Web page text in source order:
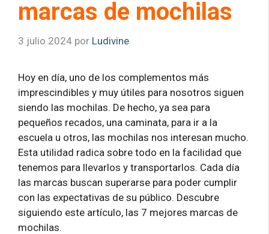
marcas de mochilas
3 julio 2024 por Ludivine
Hoy en día, uno de los complementos más
imprescindibles y muy útiles para nosotros siguen
siendo las mochilas. De hecho, ya sea para
pequeños recados, una caminata, para ir a la
escuela u otros, las mochilas nos interesan mucho.
Esta utilidad radica sobre todo en la facilidad que
tenemos para llevarlos y transportarlos. Cada día
las marcas buscan superarse para poder cumplir
con las expectativas de su público. Descubre
siguiendo este artículo, las 7 mejores marcas de
mochilas.